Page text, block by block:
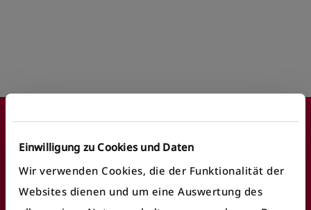
Einwilligung zu Cookies und Daten
Wir verwenden Cookies, die der Funktionalität der
Websites dienen und um eine Auswertung des
Footer
Häufige Anliegen